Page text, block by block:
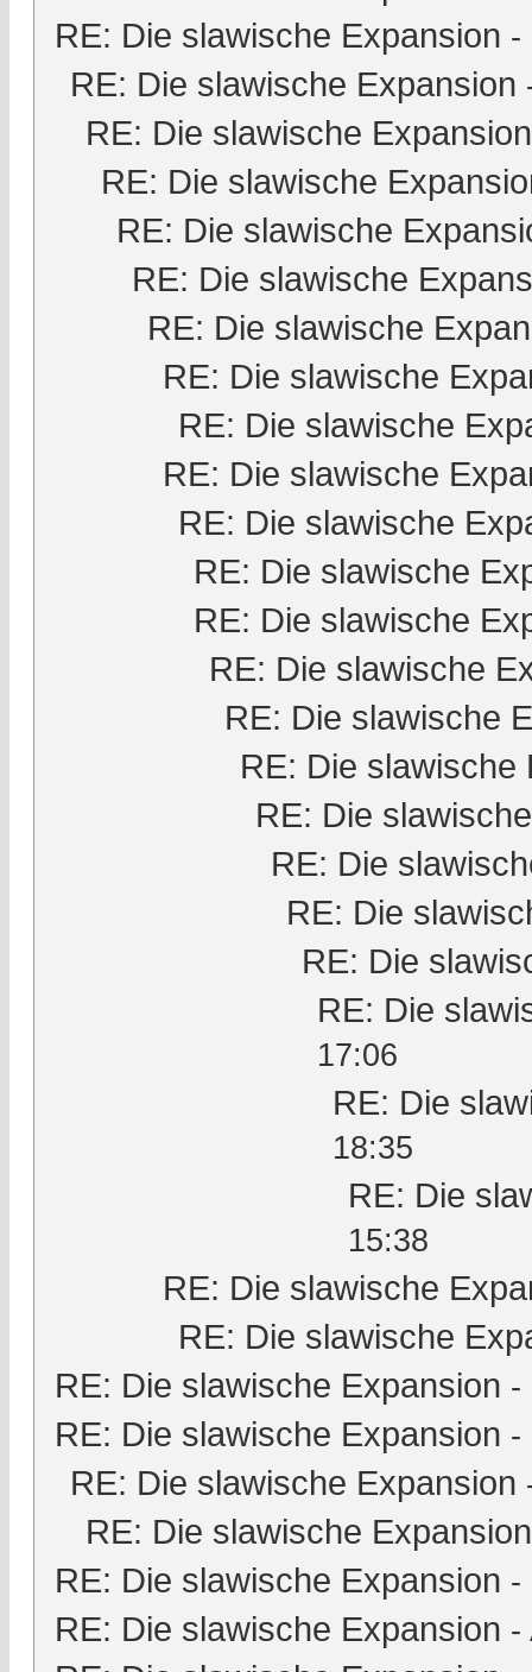
RE: Die slawische Expansion -
RE: Die slawische Expansion
RE: Die slawische Expansion
RE: Die slawische
RE: Die slawische
RE: Die slawische
RE: Die slawische
RE: Die slawische
RE: Die slawische
RE: Die slawische
RE: Die slawische
RE: Die slawische
RE: Die slawische
RE: Die slawische
RE: Die slawische
RE: Die slawische
RE: Die
RE: Die
RE: Die
RE: Die
RE: Die
17:06
RE: Die
18:35
RE: Die
15:38
RE: Die slawische
RE: Die slawische
RE: Die slawische Expansion -
RE: Die slawische Expansion -
RE: Die slawische Expansion
RE: Die slawische Expansion
RE: Die slawische Expansion -
RE: Die slawische Expansion -